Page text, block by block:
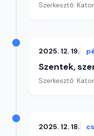
Szerkesztő:
2025. 12. 19.
Szentek,
Szerkesztő:
2025. 12. 18.